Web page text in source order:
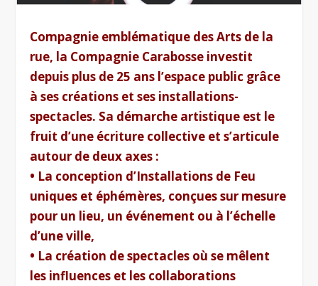
Compagnie emblématique des Arts de la
rue, la Compagnie Carabosse investit
depuis plus de 25 ans l’espace public grâce
à ses créations et ses installations-
spectacles. Sa démarche artistique est le
fruit d’une écriture collective et s’articule
autour de deux axes :
• La conception d’Installations de Feu
uniques et éphémères, conçues sur mesure
pour un lieu, un événement ou à l’échelle
d’une ville,
• La création de spectacles où se mêlent
les influences et les collaborations